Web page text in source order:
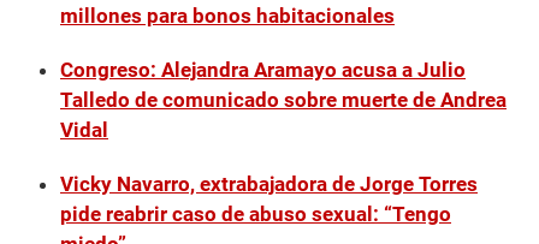
millones para bonos habitacionales
Congreso: Alejandra Aramayo acusa a Julio
Talledo de comunicado sobre muerte de Andrea
Vidal
Vicky Navarro, extrabajadora de Jorge Torres
pide reabrir caso de abuso sexual: “Tengo